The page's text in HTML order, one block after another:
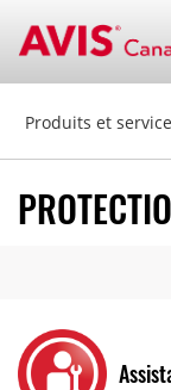
Produits et